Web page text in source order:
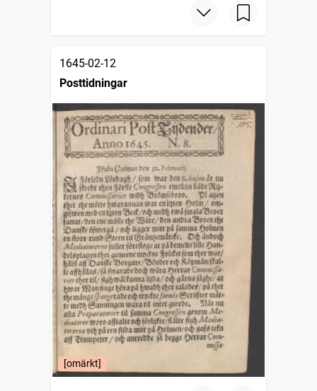
1645-02-12
Posttidningar
[omärkt]